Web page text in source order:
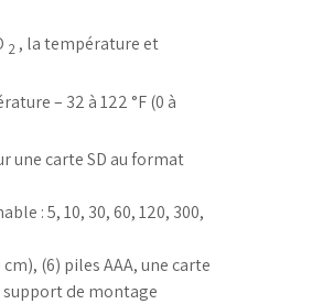
2 , la température et
– 32 à 122 °F (0 à
une carte SD au format
: 5, 10, 30, 60, 120, 300,
(6) piles AAA, une carte
support de montage